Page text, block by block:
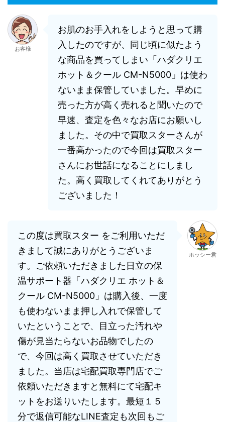
お客様
お肌のお手入れをしようと思って購
入したのですが、同じ頃に似たよう
な商品を買ってしまい「ハダクリエ
ホット＆クール CM-N5000」は使わ
ないまま保管していました。早めに
売った方が高く売れると聞いたので
早速、査定を色々なお店にお願いし
ました。その中で買取スターさんが
一番高かったので今回は買取スター
さんにお世話になることにしまし
た。高く買取してくれてありがとう
ございました！
この度は買取スター をご利用いただ
きまして誠にありがとうございま
す。ご依頼いただきました日立の保
温サポート器「ハダクリエ ホット＆
クール CM-N5000」は購入後、一度
も使わないまま押し入れで保管して
いたということで、目立った汚れや
傷が見当たらないお品物でしたの
で、今回は高く買取させていただき
ました。当店は宅配買取専門店でご
依頼いただきますと無料にて宅配キ
ットをお送りいたします。最短１５
分で返信可能なLINE査定も次回もご
ホッシー君